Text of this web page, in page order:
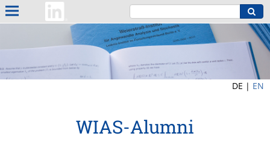
DE | EN
WIAS-Alumni